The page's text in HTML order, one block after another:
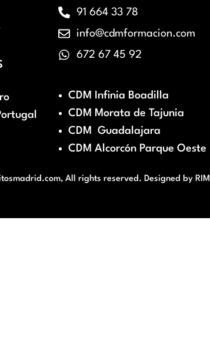
91 664 33 78
info@cdmformacion.com
672 67 45 92
CDM Infinia Boadilla
CDM Morata de Tajunia
CDM Guadalajara
CDM Alcorcón Parque Oeste
All rights reserved. Designed by